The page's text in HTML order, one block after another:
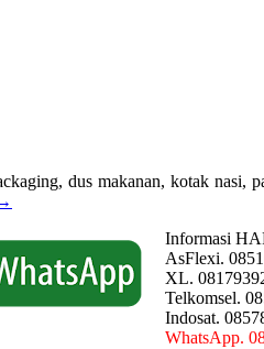
dus makanan, kotak nasi,
Informasi
AsFlexi.
XL.
Telkomsel.
Indosat.
WhatsApp.